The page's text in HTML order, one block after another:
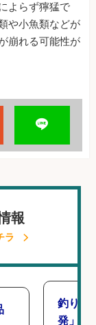
よらず獰猛で
や小魚類などが
崩れる可能性が
報
ラ
釣り好
発」/